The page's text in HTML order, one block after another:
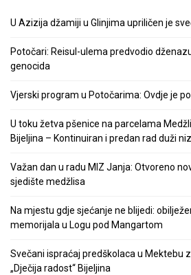
U Azizija džamiji u Glinjima upriličen je
Potočari: Reisul-ulema predvodio
genocida
Vjerski program u Potočarima: Ovdje je
U toku žetva pšenice na parcelama
Bijeljina – Kontinuiran i predan rad duži
Važan dan u radu MIZ Janja: Otvoreno
sjedište medžlisa
Na mjestu gdje sjećanje ne blijedi:
memorijala u Logu pod Mangartom
Svečani ispraćaj predškolaca u Mektebu
„Dječija radost“ Bijeljina